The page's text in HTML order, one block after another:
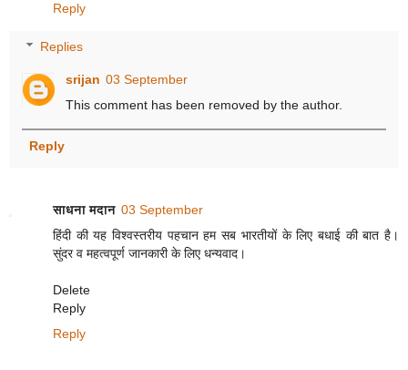
Reply
Replies
srijan 03 September
This comment has been removed by the author.
Reply
साधना मदान 03 September
हिंदी की यह विश्वस्तरीय पहचान हम सब भारतीयों के लिए बधाई की बात है।
सुंदर व महत्वपूर्ण जानकारी के लिए धन्यवाद।
Delete
Reply
Reply